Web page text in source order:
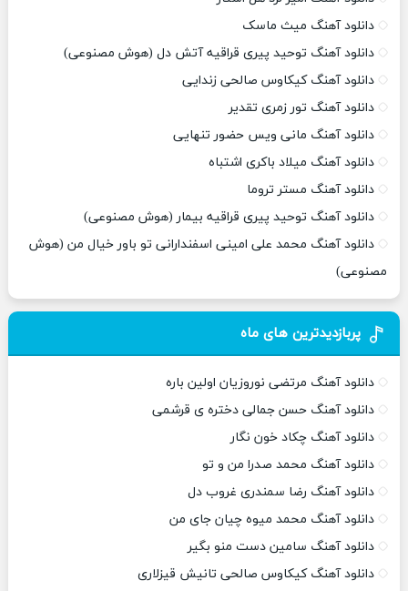
دانلود آهنگ میث ماسک
دانلود آهنگ توحید پیری قراقیه آتش دل (هوش مصنوعی)
دانلود آهنگ کیکاوس صالحی زندایی
دانلود آهنگ تور زمری تقدیر
دانلود آهنگ مانی ویس حضور تنهایی
دانلود آهنگ میلاد باکری اشتباه
دانلود آهنگ مستر تروما
دانلود آهنگ توحید پیری قراقیه بیمار (هوش مصنوعی)
دانلود آهنگ محمد علی امینی اسفندارانی تو باور خیال من (هوش
مصنوعی)
پربازدیدترین های ماه
دانلود آهنگ مرتضی نوروزیان اولین باره
دانلود آهنگ حسن جمالی دختره ی قرشمی
دانلود آهنگ چکاد خون نگار
دانلود آهنگ محمد صدرا من و تو
دانلود آهنگ رضا سمندری غروب دل
دانلود آهنگ محمد میوه چیان جای من
دانلود آهنگ سامین دست منو بگیر
دانلود آهنگ کیکاوس صالحی تانیش قیزلاری